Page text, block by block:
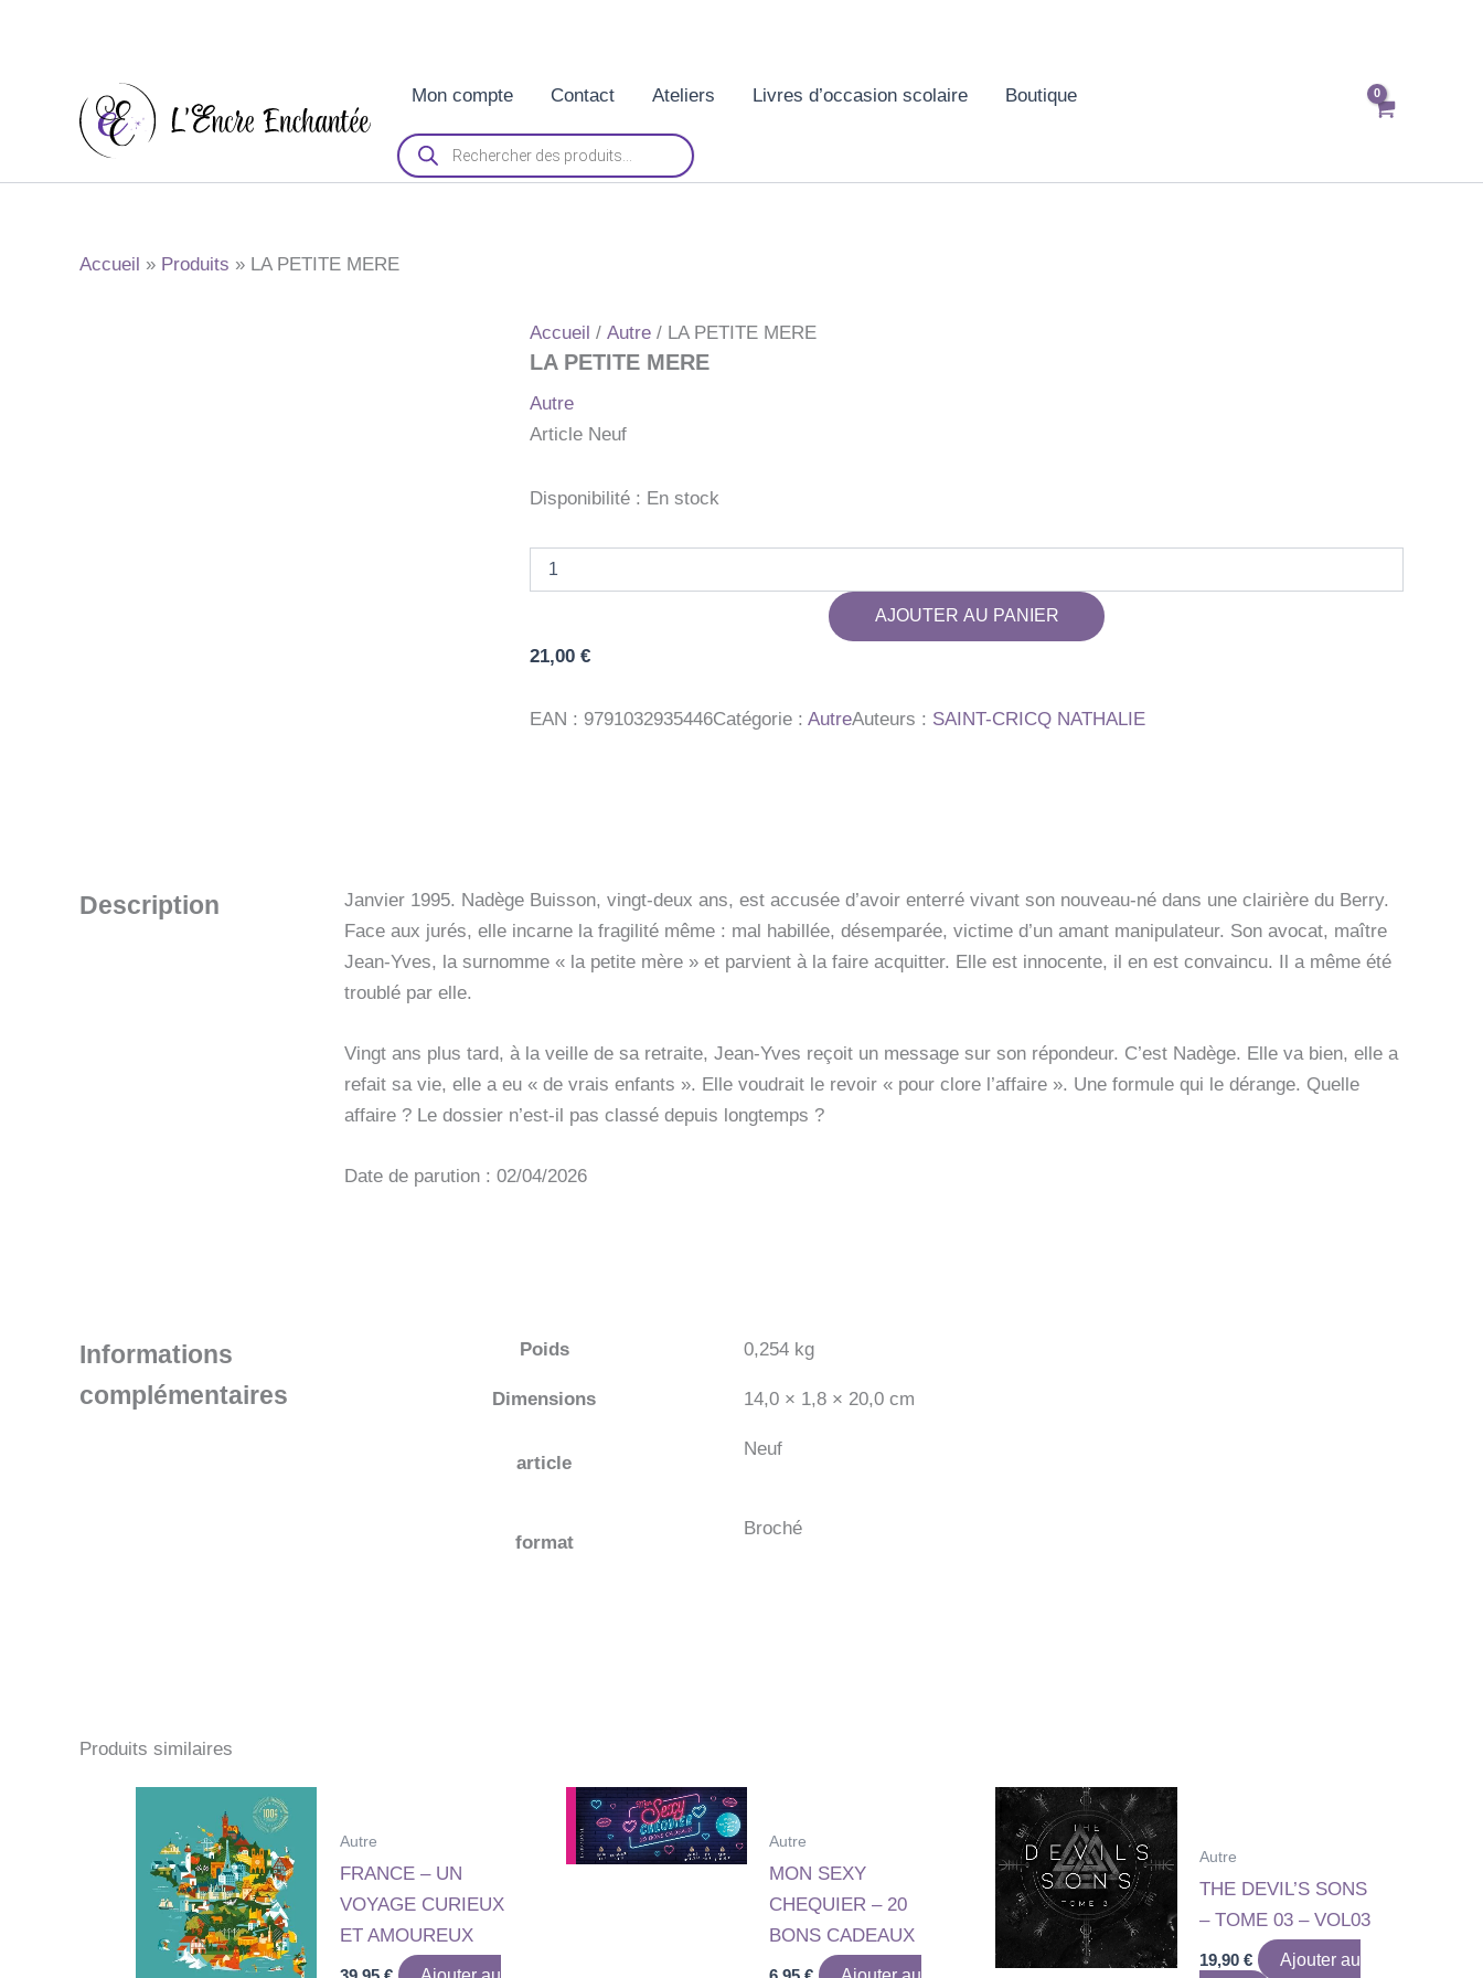
Mon compte Contact Ateliers Livres d’occasion scolaire Boutique
Recherche
de
produits
Accueil Produits LA PETITE MERE
Accueil / Autre / LA PETITE MERE
LA PETITE MERE
Autre
Article Neuf
Disponibilité : En stock
MERE
AJOUTER AU PANIER
21,00 €
EAN : 9791032935446Catégorie : AutreAuteurs : SAINT-CRICQ NATHALIE
Description
Janvier 1995. Nadège Buisson, vingt-deux ans, est accusée d’avoir enterré vivant son nouveau-né dans une clairière du Berry.
Face aux jurés, elle incarne la fragilité même : mal habillée, désemparée, victime d’un amant manipulateur. Son avocat, maître
Jean-Yves, la surnomme « la petite mère » et parvient à la faire acquitter. Elle est innocente, il en est convaincu. Il a même été
troublé par elle.
Vingt ans plus tard, à la veille de sa retraite, Jean-Yves reçoit un message sur son répondeur. C’est Nadège. Elle va bien, elle a
refait sa vie, elle a eu « de vrais enfants ». Elle voudrait le revoir « pour clore l’affaire ». Une formule qui le dérange. Quelle
affaire ? Le dossier n’est-il pas classé depuis longtemps ?
Date de parution : 02/04/2026
Informations
complémentaires
Poids 0,254 kg
Dimensions 14,0 × 1,8 × 20,0 cm
article
Neuf
format
Broché
Produits similaires
Autre
FRANCE – UN
VOYAGE CURIEUX
ET AMOUREUX
Autre
MON SEXY
CHEQUIER – 20
BONS CADEAUX
Autre
THE DEVIL’S SONS
– TOME 03 – VOL03
19,90€
Ajouter au